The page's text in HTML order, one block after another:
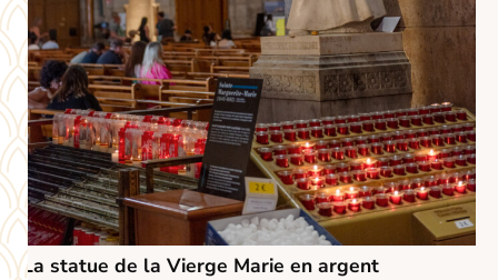
La statue de la Vierge Marie en argent